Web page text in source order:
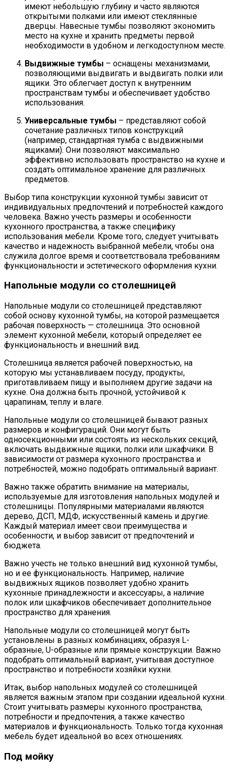
имеют небольшую глубину и часто являются
открытыми полками или имеют стеклянные
дверцы. Навесные тумбы позволяют экономить
место на кухне и хранить предметы первой
необходимости в удобном и легкодоступном месте.
Выдвижные тумбы – оснащены механизмами,
позволяющими выдвигать и выдвигать полки или
ящики. Это облегчает доступ к внутренним
пространствам тумбы и обеспечивает удобство
использования.
Универсальные тумбы – представляют собой
сочетание различных типов конструкций
(например, стандартная тумба с выдвижными
ящиками). Они позволяют максимально
эффективно использовать пространство на кухне и
создать оптимальное хранение для различных
предметов.
Выбор типа конструкции кухонной тумбы зависит от
индивидуальных предпочтений и потребностей каждого
человека. Важно учесть размеры и особенности
кухонного пространства, а также специфику
использования мебели. Кроме того, следует учитывать
качество и надежность выбранной мебели, чтобы она
служила долгое время и соответствовала требованиям
функциональности и эстетического оформления кухни.
Напольные модули со столешницей
Напольные модули со столешницей представляют
собой основу кухонной тумбы, на которой размещается
рабочая поверхность — столешница. Это основной
элемент кухонной мебели, который определяет ее
функциональность и внешний вид.
Столешница является рабочей поверхностью, на
которую мы устанавливаем посуду, продукты,
приготавливаем пищу и выполняем другие задачи на
кухне. Она должна быть прочной, устойчивой к
царапинам, теплу и влаге.
Напольные модули со столешницей бывают разных
размеров и конфигураций. Они могут быть
односекционными или состоять из нескольких секций,
включать выдвижные ящики, полки или шкафчики. В
зависимости от размера кухонного пространства и
потребностей, можно подобрать оптимальный вариант.
Важно также обратить внимание на материалы,
используемые для изготовления напольных модулей и
столешницы. Популярными материалами являются
дерево, ДСП, МДФ, искусственный камень и другие.
Каждый материал имеет свои преимущества и
особенности, и выбор зависит от предпочтений и
бюджета.
Важно учесть не только внешний вид кухонной тумбы,
но и ее функциональность. Например, наличие
выдвижных ящиков позволяет удобно хранить
кухонные принадлежности и аксессуары, а наличие
полок или шкафчиков обеспечивает дополнительное
пространство для хранения.
Напольные модули со столешницей могут быть
установлены в разных комбинациях, образуя L-
образные, U-образные или прямые конструкции. Важно
подобрать оптимальный вариант, учитывая доступное
пространство и потребности хозяйки кухни.
Итак, выбор напольных модулей со столешницей
является важным этапом при создании идеальной кухни.
Стоит учитывать размеры кухонного пространства,
потребности и предпочтения, а также качество
материалов и функциональность. Только тогда кухонная
мебель будет идеальной во всех отношениях.
Под мойку